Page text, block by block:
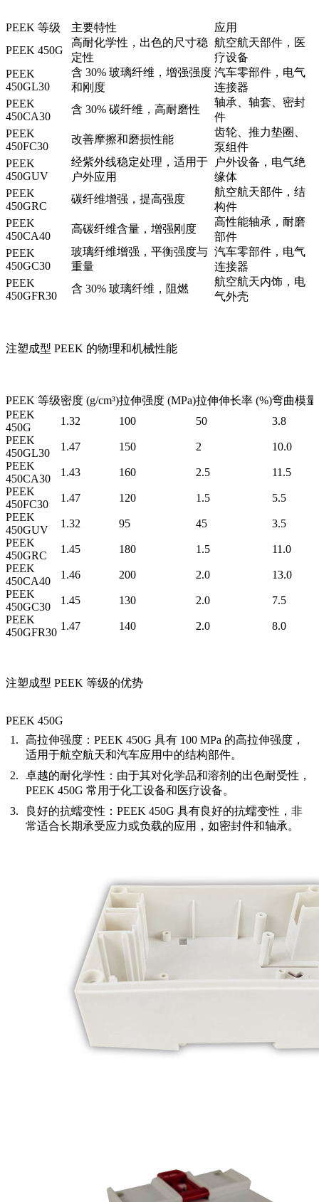
PEEK 等级 主要特性
应用
PEEK 450G
高耐化学性，出色的尺寸稳
定性
航空航天部件，医
疗设备
PEEK
450GL30
含 30% 玻璃纤维，增强强度
和刚度
汽车零部件，电气
连接器
PEEK
450CA30
含 30% 碳纤维，高耐磨性
轴承、轴套、密封
件
PEEK
450FC30
改善摩擦和磨损性能
齿轮、推力垫圈、
泵组件
PEEK
450GUV
经紫外线稳定处理，适用于
户外应用
户外设备，电气绝
缘体
PEEK
450GRC
碳纤维增强，提高强度
航空航天部件，结
构件
PEEK
450CA40
高碳纤维含量，增强刚度
高性能轴承，耐磨
部件
PEEK
450GC30
玻璃纤维增强，平衡强度与
重量
汽车零部件，电气
连接器
PEEK
450GFR30
含 30% 玻璃纤维，阻燃
航空航天内饰，电
气外壳
注塑成型 PEEK 的物理和机械性能
PEEK 等级密度 (g/cm³)拉伸强度 (MPa)拉伸伸长率 (%)弯曲模量
PEEK
450G
1.32 100 50
3.8
PEEK
450GL30
1.47 150 2
10.0
PEEK
450CA30
1.43 160 2.5
11.5
PEEK
450FC30
1.47 120 1.5
5.5
PEEK
450GUV
1.32 95 45
3.5
PEEK
450GRC
1.45 180 1.5
11.0
PEEK
450CA40
1.46 200 2.0
13.0
PEEK
450GC30
1.45 130 2.0
7.5
PEEK
450GFR30
1.47 140 2.0 8.0
注塑成型 PEEK 等级的优势
PEEK 450G
高拉伸强度： PEEK 450G 具有 100 MPa 的高拉伸强度，
适用于航空航天和汽车应用中的结构部件。
卓越的耐化学性： 由于其对化学品和溶剂的出色耐受性，
PEEK 450G 常用于化工设备和医疗设备。
良好的抗蠕变性： PEEK 450G 具有良好的抗蠕变性，非
常适合长期承受应力或负载的应用，如密封件和轴承。